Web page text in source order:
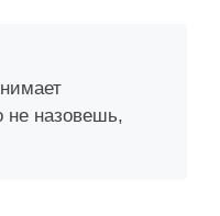
не назовешь,